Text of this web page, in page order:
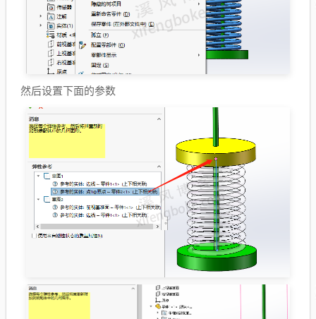
然后设置下面的参数